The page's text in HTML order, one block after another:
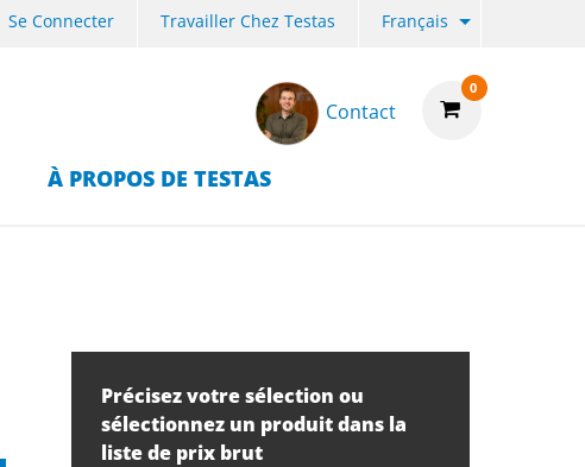
Se Connecter Travailler Chez Testas Français
0
Contact
À PROPOS DE TESTAS
Précisez votre sélection ou
sélectionnez un produit dans la
liste de prix brut